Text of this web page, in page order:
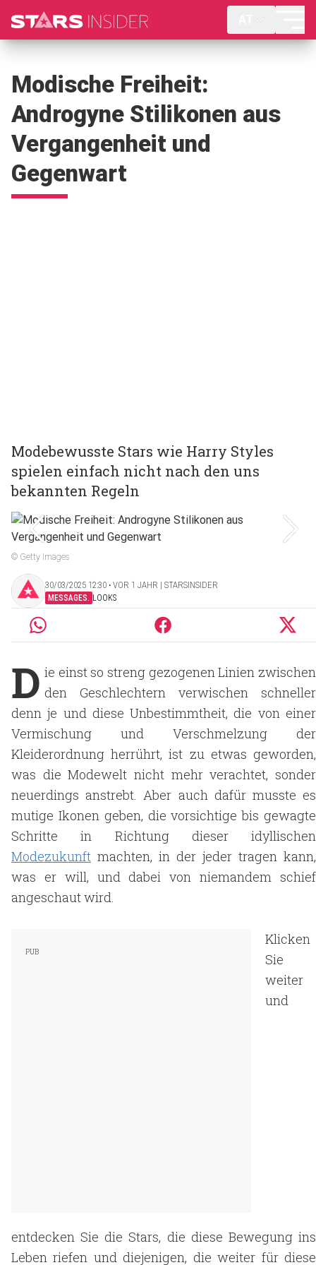
Modische Freiheit:
Androgyne Stilikonen aus
Vergangenheit und
Gegenwart
Modebewusste Stars wie Harry Styles
spielen einfach nicht nach den uns
bekannten Regeln
© Getty Images
30/03/2025 12:30 ‧ VOR 1 JAHR | STARSINSIDER
MESSAGES. LOOKS
D ie einst so streng gezogenen Linien zwischen
den Geschlechtern verwischen schneller
denn je und diese Unbestimmtheit, die von einer
Vermischung und Verschmelzung der
Kleiderordnung herrührt, ist zu etwas geworden,
was die Modewelt nicht mehr verachtet, sonder
neuerdings anstrebt. Aber auch dafür musste es
mutige Ikonen geben, die vorsichtige bis gewagte
Schritte in Richtung dieser idyllischen
Modezukunft machten, in der jeder tragen kann,
was er will, und dabei von niemandem schief
angeschaut wird.
Klicken
Sie
weiter
und
entdecken Sie die Stars, die diese Bewegung ins
Leben riefen und diejenigen, die weiter für diese